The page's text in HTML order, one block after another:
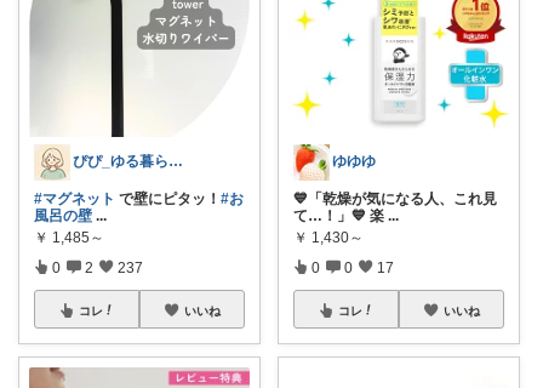
ぴぴ_ゆる暮らし🌿
#マグネット で壁にピタッ！ #お
風呂の壁 ...
￥ 1,485～
0 2 237
コレ いいね
ゆゆゆ
💙「乾燥が気になる人、これ見
て…！」💙 楽 ...
￥ 1,430～
0 0 17
コレ いいね